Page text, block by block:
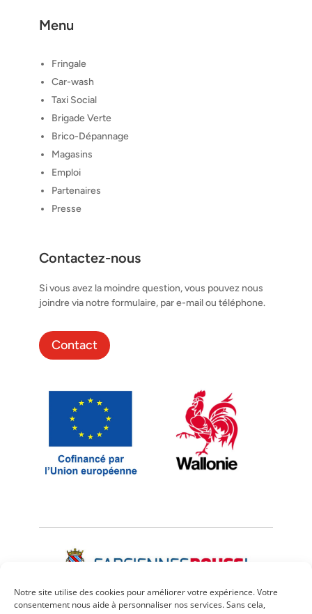
Notre site utilise des cookies pour améliorer votre expérience. Votre
consentement nous aide à personnaliser nos services. Sans cela,
Menu
Fringale
Car-wash
Taxi Social
Brigade Verte
Brico-Dépannage
Magasins
Emploi
Partenaires
Presse
Contactez-nous
Si vous avez la moindre question, vous pouvez nous
joindre via notre formulaire, par e-mail ou téléphone.
Contact
Confidentialité CGV